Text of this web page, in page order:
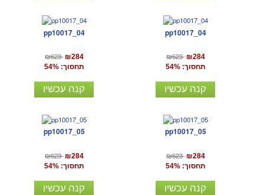
pp10017_04
₪623 ₪284
תחסוך: 54%
קנה עכשיו
pp10017_04
₪623 ₪284
תחסוך: 54%
קנה עכשיו
pp10017_05
₪623 ₪284
תחסוך: 54%
קנה עכשיו
pp10017_05
₪623 ₪284
תחסוך: 54%
קנה עכשיו